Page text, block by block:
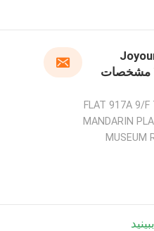
Trading Co.,Ltd مشخصات
FLAT 917A 9/F
MANDARIN
MUSEUM